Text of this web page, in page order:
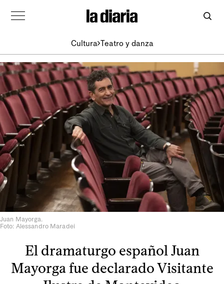
Cultura Teatro y danza
Juan Mayorga.
Foto: Alessandro Maradei
El dramaturgo español Juan
Mayorga fue declarado Visitante